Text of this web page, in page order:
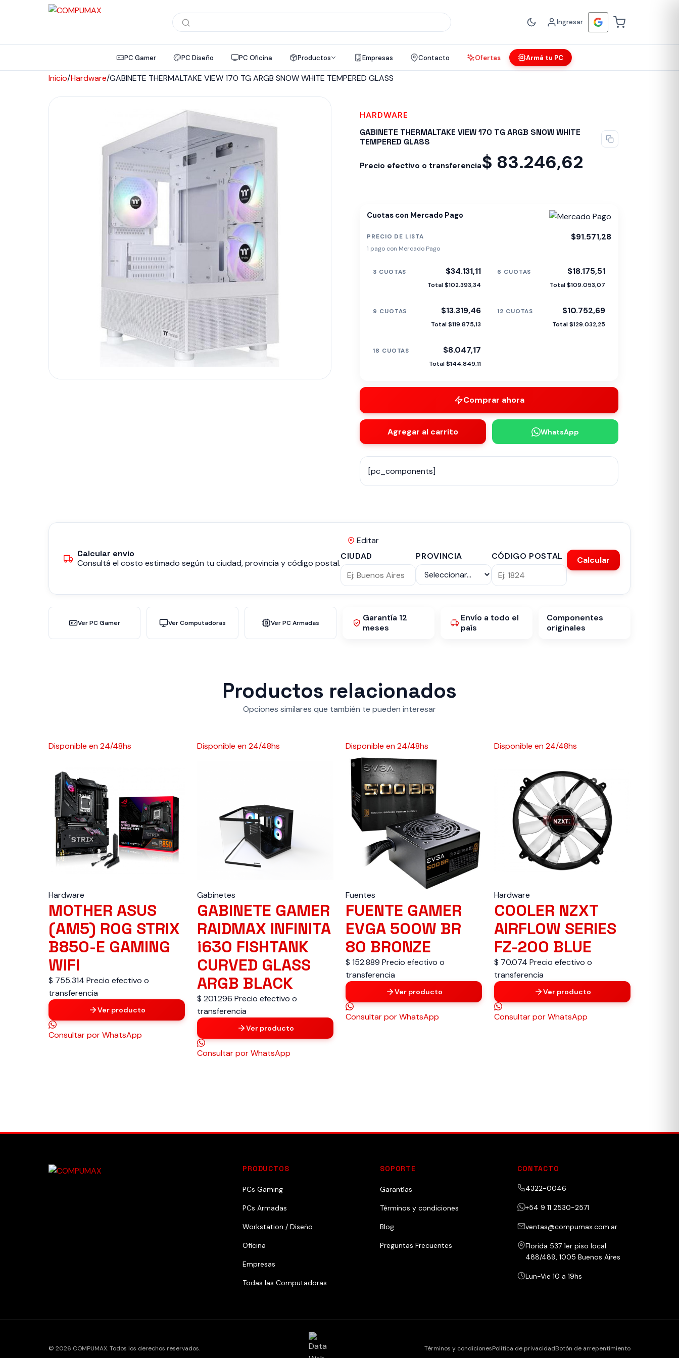
Búsqueda
de
productos
Ingresar
PC Gamer PC Diseño PC Oficina Productos Empresas Contacto Ofertas Armá tu PC
Inicio/Hardware/GABINETE THERMALTAKE VIEW 170 TG ARGB SNOW WHITE TEMPERED GLASS
HARDWARE
GABINETE THERMALTAKE VIEW 170 TG ARGB SNOW WHITE
TEMPERED GLASS
Precio efectivo o transferencia$ 83.246,62
Cuotas con Mercado Pago
PRECIO DE LISTA $91.571,28
1 pago con Mercado Pago
3 CUOTAS $34.131,11
Total $102.393,34
6 CUOTAS $18.175,51
Total $109.053,07
9 CUOTAS $13.319,46
Total $119.875,13
12 CUOTAS $10.752,69
Total $129.032,25
18 CUOTAS $8.047,17
Total $144.849,11
Comprar ahora
Agregar al carrito WhatsApp
[pc_components]
Calcular envío
Consultá el costo estimado según tu ciudad, provincia y código postal.
Editar
CIUDAD
PROVINCIA CÓDIGO POSTAL Calcular
Ver PC Gamer Ver Computadoras Ver PC Armadas
Garantía 12
meses
Envío a todo el
país
Componentes
originales
Productos relacionados
Opciones similares que también te pueden interesar
Disponible en 24/48hs
Hardware
MOTHER ASUS
(AM5) ROG STRIX
B850-E GAMING
WIFI
$ 755.314 Precio efectivo o
transferencia
Ver producto
Consultarpor WhatsApp
Disponible en 24/48hs
Gabinetes
GABINETE GAMER
RAIDMAX INFINITA
i630 FISHTANK
CURVED GLASS
ARGB BLACK
$ 201.296 Precio efectivo o
transferencia
Ver producto
Consultarpor WhatsApp
Disponible en 24/48hs
Fuentes
FUENTE GAMER
EVGA 500W BR
80 BRONZE
$ 152.889 Precio efectivo o
transferencia
Ver producto
Consultarpor WhatsApp
Disponible en 24/48hs
Hardware
COOLER NZXT
AIRFLOW SERIES
FZ-200 BLUE
$ 70.074 Precio efectivo o
transferencia
Ver producto
Consultarpor WhatsApp
PRODUCTOS
PCs Gaming
PCs Armadas
Workstation / Diseño
Oficina
Empresas
Todas las Computadoras
SOPORTE
Garantías
Términos y condiciones
Blog
Preguntas Frecuentes
CONTACTO
4322-0046
+54 9 11 2530-2571
ventas@compumax.com.ar
Florida 537 1er piso local
488/489, 1005 Buenos Aires
Lun-Vie 10 a 19hs
© 2026 COMPUMAX. Todos los derechos reservados. Términos y condicionesPolítica de privacidadBotón de arrepentimiento